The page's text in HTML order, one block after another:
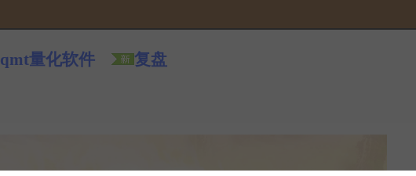
qmt量化软件 复盘